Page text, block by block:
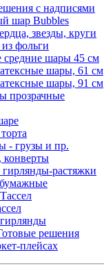
с надписями
шар Bubbles
звезды, круги
фольги
средние шары 45 см
шары, 61 см
шары, 91 см
прозрачные
- грузы и пр.
растяжки
решения
плейсах